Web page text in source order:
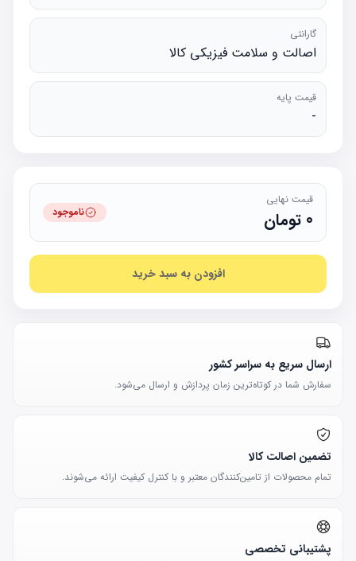
گارانتی
اصالت و سلامت فیزیکی کالا
قیمت پایه
-
قیمت نهایی
0 تومان ناموجود
افزودن به سبد خرید
ارسال سریع به سراسر کشور
سفارش شما در کوتاه‌ترین زمان پردازش و ارسال می‌شود.
تضمین اصالت کالا
تمام محصولات از تامین‌کنندگان معتبر و با کنترل کیفیت ارائه می‌شوند.
پشتیبانی تخصصی